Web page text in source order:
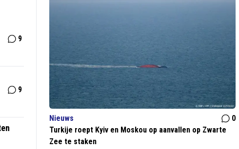
9
9
Nieuws
0
Turkije roept Kyiv en Moskou op aanvallen op Zwarte
Zee te staken